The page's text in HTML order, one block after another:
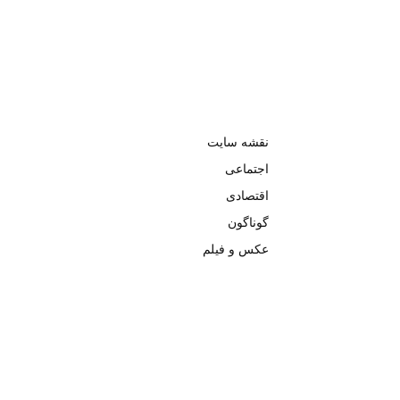
نقشه سایت
اجتماعی
اقتصادی
گوناگون
عکس و فیلم